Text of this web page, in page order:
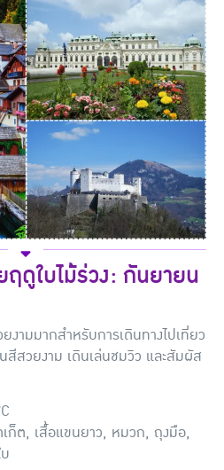
ฤดูใบไม้ร่วง: กันยายน
งามมากสำหรับการเดินทางไปเที่ยว
สีสวยงาม เดินเล่นชมวิว และสัมผัส
ก็ต, เสื้อแขนยาว, หมวก, ถุงมือ,